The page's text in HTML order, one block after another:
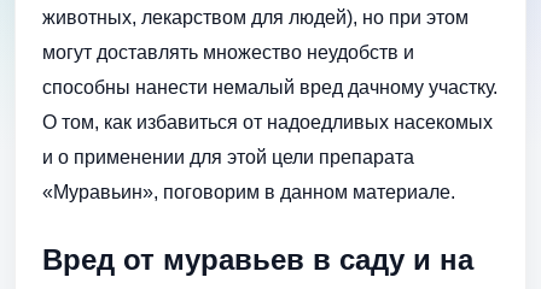
животных, лекарством для людей), но при этом
могут доставлять множество неудобств и
способны нанести немалый вред дачному участку.
О том, как избавиться от надоедливых насекомых
и о применении для этой цели препарата
«Муравьин», поговорим в данном материале.
Вред от муравьев в саду и на